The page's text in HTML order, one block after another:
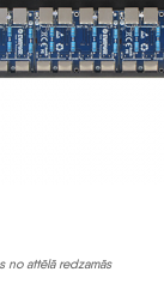
no attēlā redzamās